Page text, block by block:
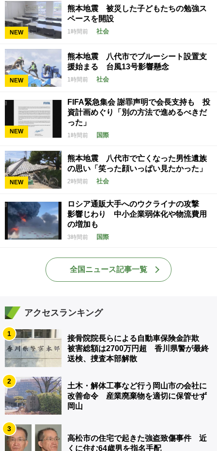
NEW
熊本地震 被災した子どもたちの勉強ス
ペースを開設
1時間前 社会
NEW
熊本地震 八代市でブルーシート設置支
援始まる 台風13号影響懸念
1時間前 社会
NEW
FIFA緊急集会 謝罪声明で会長支持も 投
資計画めぐり「別の方法で進めるべきだ
った」
1時間前 国際
NEW
熊本地震 八代市で亡くなった男性遺族
の思い「笑った顔いっぱい見たかった」
2時間前 社会
ロシア通販大手へのウクライナの攻撃
影響じわり 中小企業弱体化や物流費用
の増加も
3時間前 国際
全国ニュース記事一覧
アクセスランキング
1
接骨院院長らによる自動車保険金詐欺
被害総額は2700万円超 香川県警が最終
送検、捜査本部解散
2
土木・解体工事など行う岡山市の会社に
改善命令 産業廃棄物を適切に保管せず
岡山
3
高松市の住宅で起きた強盗致傷事件 近
くに住む64歳男を指名手配